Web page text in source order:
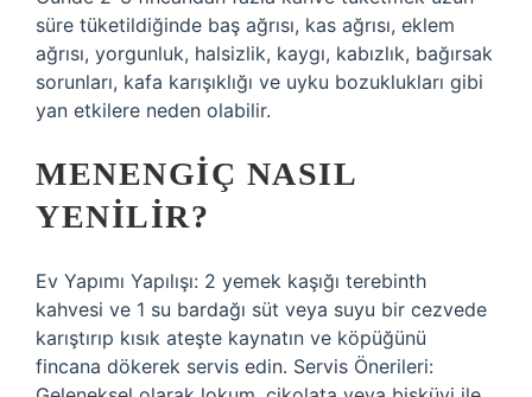
süre tüketildiğinde baş ağrısı, kas ağrısı, eklem
ağrısı, yorgunluk, halsizlik, kaygı, kabızlık, bağırsak
sorunları, kafa karışıklığı ve uyku bozuklukları gibi
yan etkilere neden olabilir.
MENENGIÇ NASIL
YENILIR?
Ev Yapımı Yapılışı: 2 yemek kaşığı terebinth
kahvesi ve 1 su bardağı süt veya suyu bir cezvede
karıştırıp kısık ateşte kaynatın ve köpüğünü
fincana dökerek servis edin. Servis Önerileri: